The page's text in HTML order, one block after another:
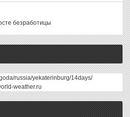
безработицы
russia/yekaterinburg/14days/
weather.ru